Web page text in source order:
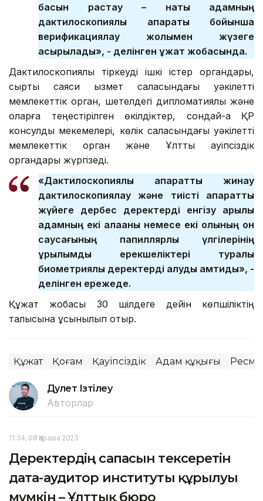
басын растау – нақты адамның
дактилоскопиялық ақпараты бойынша
верификациялау жолымен жүзеге
асырылады», - делінген құжат жобасында.
Дактилоскопиялық тіркеуді ішкі істер органдары,
сыртқы саяси қызмет саласындағы уәкілетті
мемлекеттік орган, шетелдегі дипломатиялық және
оларға теңестірілген өкілдіктер, сондай-ақ ҚР
консулдық мекемелері, көлік саласындағы уәкілетті
мемлекеттік орган және Ұлттық қауіпсіздік
органдары жүргізеді.
«Дактилоскопиялық ақпаратты жинау
дактилоскопиялау және тиісті ақпараттық
жүйеге дербес деректерді енгізу арқылы
адамның екі алақаны немесе екі қолының он
саусағының папиллярлық үлгілерінің
құрылымдық ерекшеліктері туралы
биометриялық деректерді алуды қамтиды», -
делінген ережеде.
Құжат жобасы 30 шілдеге дейін көпшіліктің
талқысына ұсынылып отыр.
Құжат Қоғам Қауіпсіздік Адам құқығы Ресми
Дәулет Ізтілеу
Авторлар
11:34, 08 Қараша 2023
Деректердің сапасын тексеретін
дата-аудитор институты құрылуы
мүмкін – Ұлттық бюро